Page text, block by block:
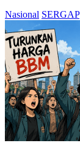
Nasional SERGAP